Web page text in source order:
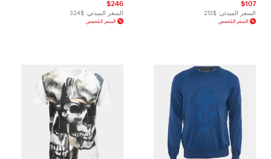
$107
السعر المبدئي: $213
السعر المُخفض
$246
السعر المبدئي: $324
السعر المُخفض